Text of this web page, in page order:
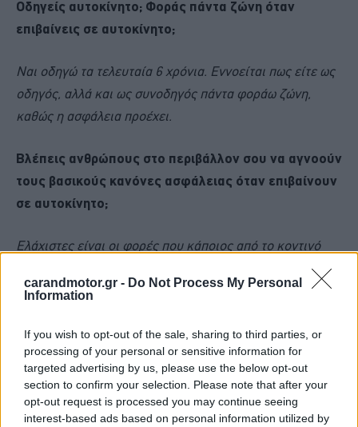
carandmotor.gr - Do Not Process My Personal
Information
If you wish to opt-out of the sale, sharing to third parties, or
processing of your personal or sensitive information for
targeted advertising by us, please use the below opt-out
section to confirm your selection. Please note that after your
opt-out request is processed you may continue seeing
interest-based ads based on personal information utilized by
Οδηγείς αυτοκίνητο; Φοράς πάντα ζώνη όταν
επιβαίνεις σε αυτοκίνητο;
Ναι οδηγώ τα τελευταία 6 χρόνια. Εννοείται πως είτε ως
οδηγός, αλλά και ως συνοδηγός πάντα φοράω ζώνη,
καθώς η ασφάλεια προέχει.
Βλέπεις ανθρώπους στο περιβάλλον σου να αγνοούν
τους βασικούς κανόνες ασφάλειας όταν επιβαίνουν
σε αυτοκίνητο;
Ελάχιστες είναι οι φορές που κάποιος από το κοντινό
ασφάλειά του. Τόσο η οικογένεια μου, όσο και οι φίλοι
οδική ασφάλεια.
Είχες στο παρελθόν κάποια περίπτωση εμπλοκής
δικής σου ή συγγενικού σου προσώπου σε τροχαίο;